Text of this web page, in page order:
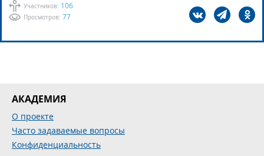
Участников: 106
Просмотров: 77
АКАДЕМИЯ
О проекте
Часто задаваемые вопросы
Конфиденциальность